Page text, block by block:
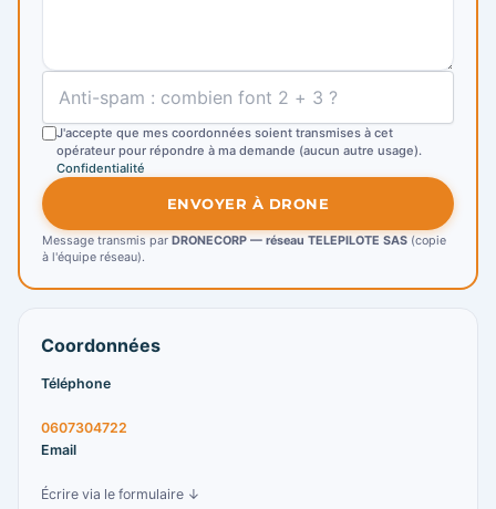
J'accepte que mes coordonnées soient transmises à cet
opérateur pour répondre à ma demande (aucun autre usage).
Confidentialité
ENVOYER À DRONE
Message transmis par DRONECORP — réseau TELEPILOTE SAS (copie
à l'équipe réseau).
Coordonnées
Téléphone
0607304722
Email
Écrire via le formulaire ↓